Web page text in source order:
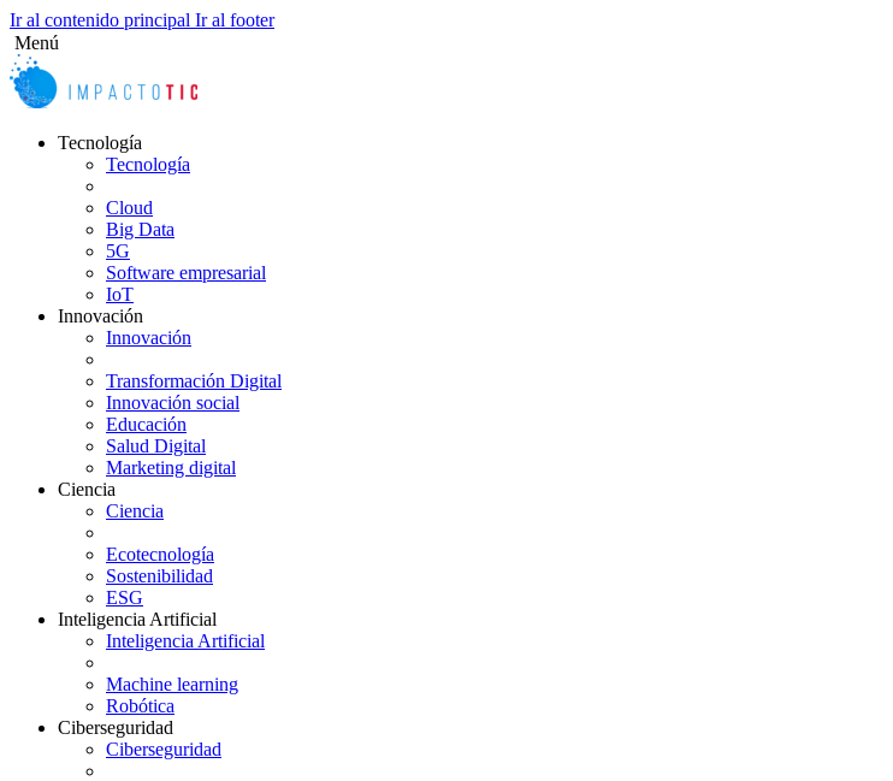
Ir al contenido principal Ir al footer
Menú
Tecnología
Tecnología
Cloud
Big Data
5G
Software empresarial
IoT
Innovación
Innovación
Transformación Digital
Innovación social
Educación
Salud Digital
Marketing digital
Ciencia
Ciencia
Ecotecnología
Sostenibilidad
ESG
Inteligencia Artificial
Inteligencia Artificial
Machine learning
Robótica
Ciberseguridad
Ciberseguridad